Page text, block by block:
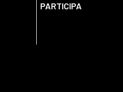
PARTICIPA